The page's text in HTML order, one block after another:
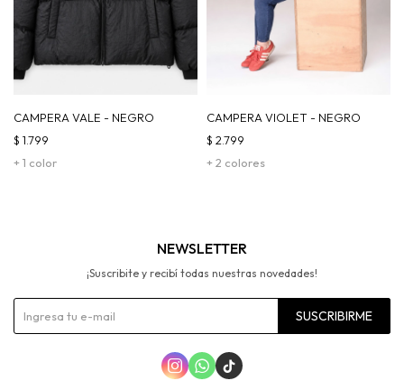
CAMPERA VALE - NEGRO
+ 1 color
$ 1.799
CAMPERA VIOLET - NEGRO
+ 2 colores
$ 2.799
NEWSLETTER
¡Suscribite y recibí todas nuestras novedades!
SUSCRIBIRME
  